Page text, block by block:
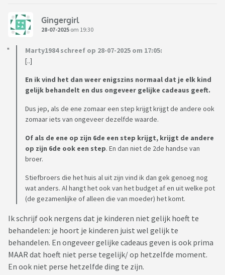
Gingergirl
28-07-2025 om 19:30
Marty1984 schreef op 28-07-2025 om 17:05:
[..]
En ik vind het dan weer enigszins normaal dat je elk kind
gelijk behandelt en dus ongeveer gelijke cadeaus geeft.
Dus jep, als de ene zomaar een step krijgt krijgt de andere ook
zomaar iets van ongeveer dezelfde waarde.
Of als de ene op zijn 6de een step krijgt, krijgt de andere
op zijn 6de ook een step. En dan niet de 2de handse van
broer.
Stiefbroers die het huis al uit zijn vind ik dan gek genoeg nog
wat anders. Al hangt het ook van het budget af en uit welke pot
(de gezamenlijke of alleen die van moeder) het komt.
Ik schrijf ook nergens dat je kinderen niet gelijk hoeft te
behandelen: je hoort je kinderen juist wel gelijk te
behandelen. En ongeveer gelijke cadeaus geven is ook prima
MAAR dat hoeft niet perse tegelijk/ op hetzelfde moment.
En ook niet perse hetzelfde ding te zijn.